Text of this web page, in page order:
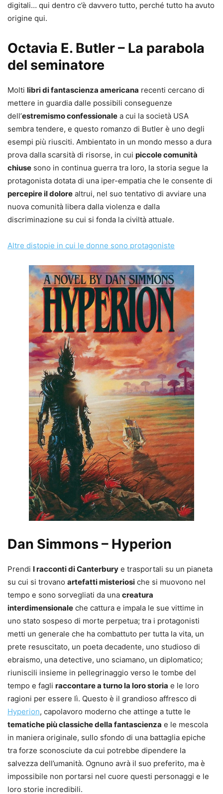
digitali… qui dentro c’è davvero tutto, perché tutto ha avuto
origine qui.
Octavia E. Butler – La parabola
del seminatore
Molti libri di fantascienza americana recenti cercano di
mettere in guardia dalle possibili conseguenze
dell’estremismo confessionale a cui la società USA
sembra tendere, e questo romanzo di Butler è uno degli
esempi più riusciti. Ambientato in un mondo messo a dura
prova dalla scarsità di risorse, in cui piccole comunità
chiuse sono in continua guerra tra loro, la storia segue la
protagonista dotata di una iper-empatia che le consente di
percepire il dolore altrui, nel suo tentativo di avviare una
nuova comunità libera dalla violenza e dalla
discriminazione su cui si fonda la civiltà attuale.
Altre distopie in cui le donne sono protagoniste
Dan Simmons – Hyperion
Prendi I racconti di Canterbury e trasportali su un pianeta
su cui si trovano artefatti misteriosi che si muovono nel
tempo e sono sorvegliati da una creatura
interdimensionale che cattura e impala le sue vittime in
uno stato sospeso di morte perpetua; tra i protagonisti
metti un generale che ha combattuto per tutta la vita, un
prete resuscitato, un poeta decadente, uno studioso di
ebraismo, una detective, uno sciamano, un diplomatico;
riuniscili insieme in pellegrinaggio verso le tombe del
tempo e fagli raccontare a turno la loro storia e le loro
ragioni per essere lì. Questo è il grandioso affresco di
Hyperion, capolavoro moderno che attinge a tutte le
tematiche più classiche della fantascienza e le mescola
in maniera originale, sullo sfondo di una battaglia epiche
tra forze sconosciute da cui potrebbe dipendere la
salvezza dell’umanità. Ognuno avrà il suo preferito, ma è
impossibile non portarsi nel cuore questi personaggi e le
loro storie incredibili.